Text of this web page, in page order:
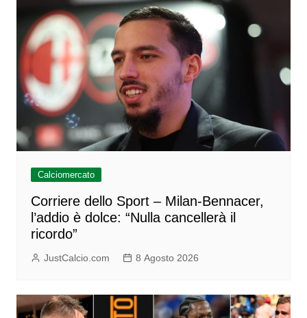
Calciomercato
Corriere dello Sport – Milan-Bennacer,
l’addio è dolce: “Nulla cancellerà il
ricordo”
JustCalcio.com 8 Agosto 2026